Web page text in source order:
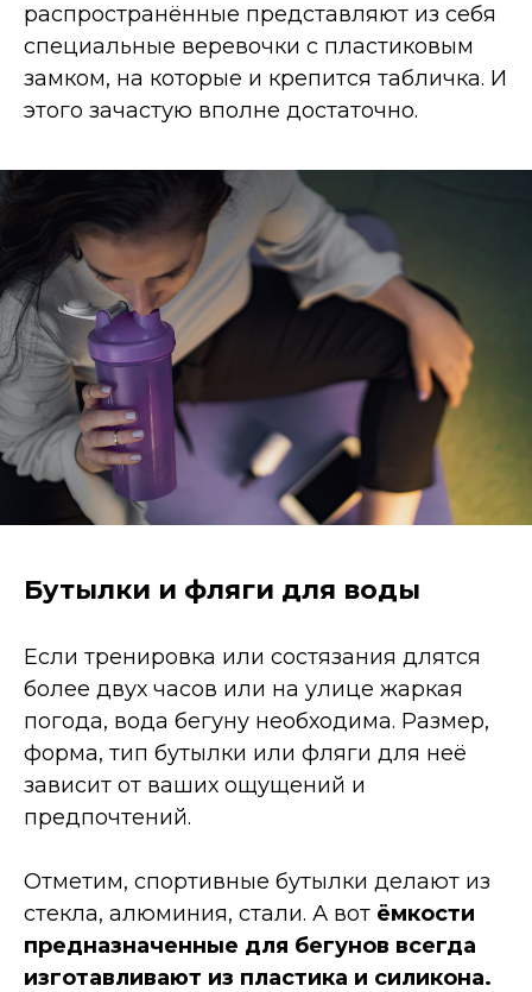
распространённые представляют из себя
специальные веревочки с пластиковым
замком, на которые и крепится табличка. И
этого зачастую вполне достаточно.
Бутылки и фляги для воды
Если тренировка или состязания длятся
более двух часов или на улице жаркая
погода, вода бегуну необходима. Размер,
форма, тип бутылки или фляги для неё
зависит от ваших ощущений и
предпочтений.
Отметим, спортивные бутылки делают из
стекла, алюминия, стали. А вот ёмкости
предназначенные для бегунов всегда
изготавливают из пластика и силикона.